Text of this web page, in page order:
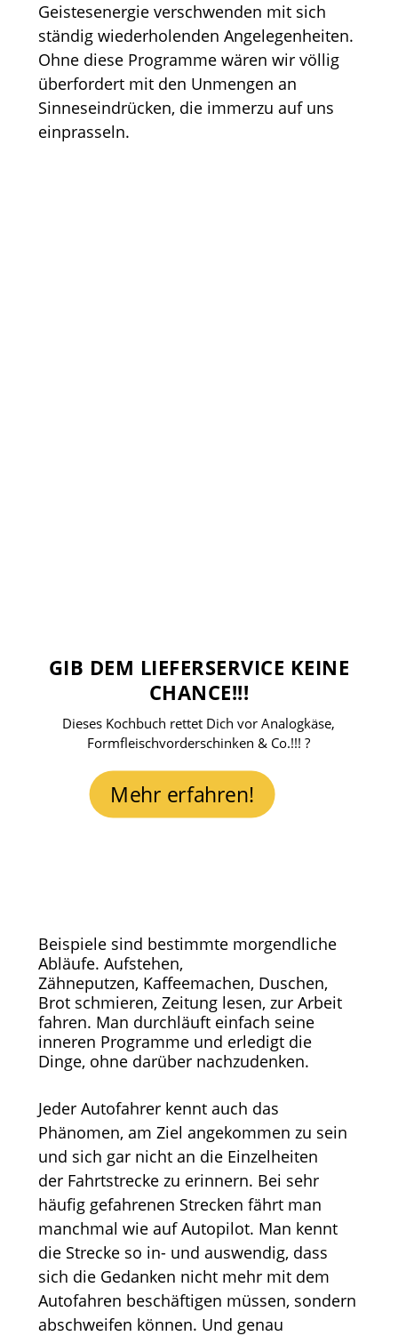
Geistesenergie verschwenden mit sich
ständig wiederholenden Angelegenheiten.
Ohne diese Programme wären wir völlig
überfordert mit den Unmengen an
Sinneseindrücken, die immerzu auf uns
einprasseln.
GIB DEM LIEFERSERVICE KEINE
CHANCE!!!
Dieses Kochbuch rettet Dich vor Analogkäse,
Formfleischvorderschinken & Co.!!! ?
Mehr erfahren!
Beispiele sind bestimmte morgendliche
Abläufe. Aufstehen,
Zähneputzen, Kaffeemachen, Duschen,
Brot schmieren, Zeitung lesen, zur Arbeit
fahren. Man durchläuft einfach seine
inneren Programme und erledigt die
Dinge, ohne darüber nachzudenken.
Jeder Autofahrer kennt auch das
Phänomen, am Ziel angekommen zu sein
und sich gar nicht an die Einzelheiten
der Fahrtstrecke zu erinnern. Bei sehr
häufig gefahrenen Strecken fährt man
manchmal wie auf Autopilot. Man kennt
die Strecke so in- und auswendig, dass
sich die Gedanken nicht mehr mit dem
Autofahren beschäftigen müssen, sondern
abschweifen können. Und genau